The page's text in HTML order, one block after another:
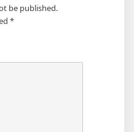
be published.
*